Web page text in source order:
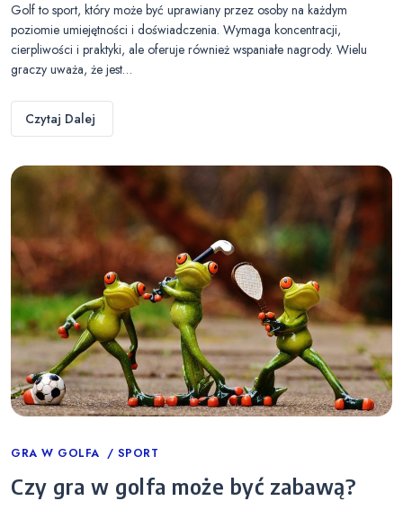
Golf to sport, który może być uprawiany przez osoby na każdym
poziomie umiejętności i doświadczenia. Wymaga koncentracji,
cierpliwości i praktyki, ale oferuje również wspaniałe nagrody. Wielu
graczy uważa, że jest…
Czytaj Dalej
Categories
GRA W GOLFA SPORT
Czy gra w golfa może być zabawą?